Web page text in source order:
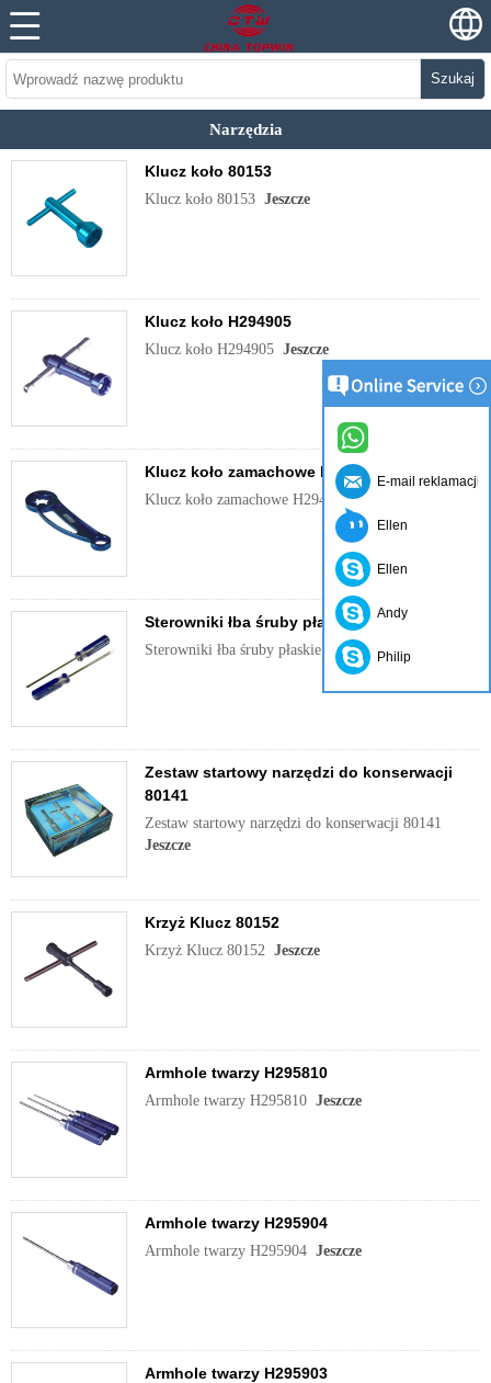
Szukaj
Narzędzia
Klucz koło 80153
Klucz koło 80153 Jeszcze
Klucz koło H294905
Klucz koło H294905 Jeszcze
Klucz koło zamachowe H294904
Klucz koło zamachowe H294904Jeszcze
Sterowniki łba śruby płaskie 80150
Sterowniki łba śruby płaskie 80150 Jeszcze
Zestaw startowy narzędzi do konserwacji
80141
Zestaw startowy narzędzi do konserwacji 80141
Jeszcze
Krzyż Klucz 80152
Krzyż Klucz 80152 Jeszcze
Armhole twarzy H295810
Armhole twarzy H295810 Jeszcze
Armhole twarzy H295904
Armhole twarzy H295904 Jeszcze
Armhole twarzy H295903
E-mail reklamacji
Ellen
Ellen
Andy
Philip